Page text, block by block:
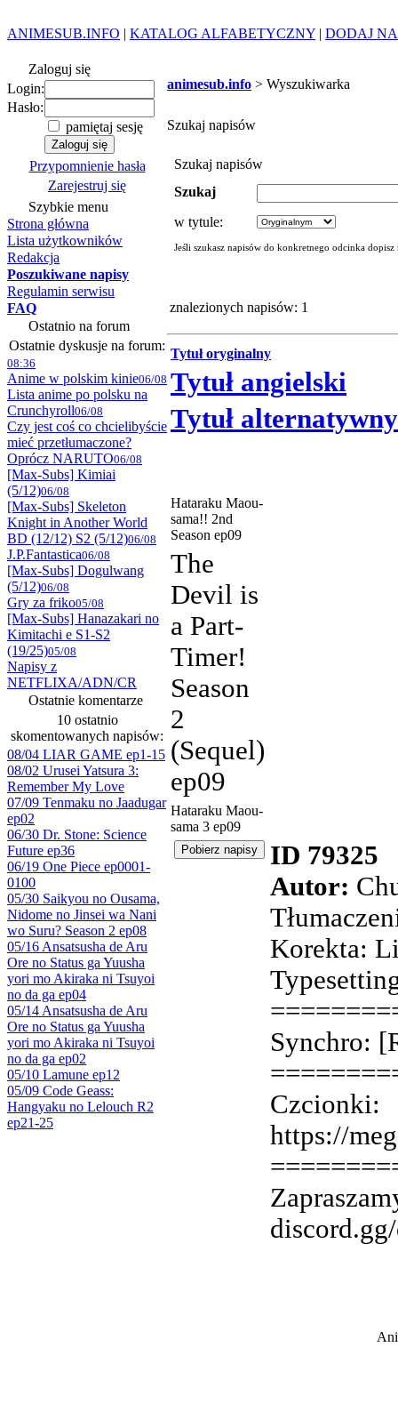
ANIMESUB.INFO | KATALOG ALFABETYCZNY | DODAJ
Zaloguj się
Login:
Hasło:
pamiętaj sesję
Przypomnienie hasła
Zarejestruj się
Szybkie menu
Strona główna
Lista użytkowników
Redakcja
Poszukiwane napisy
Regulamin serwisu
FAQ
Ostatnio na forum
Ostatnie dyskusje na forum:
08:36
Anime w polskim kinie06/08
Lista anime po polsku na
Crunchyroll06/08
Czy jest coś co chcielibyście
mieć przetłumaczone?
Oprócz NARUTO06/08
[Max-Subs] Kimiai
(5/12)06/08
[Max-Subs] Skeleton
Knight in Another World
BD (12/12) S2 (5/12)06/08
J.P.Fantastica06/08
[Max-Subs] Dogulwang
(5/12)06/08
Gry za friko05/08
[Max-Subs] Hanazakari no
Kimitachi e S1-S2
(19/25)05/08
Napisy z
NETFLIXA/ADN/CR
Ostatnie komentarze
10 ostatnio
skomentowanych napisów:
08/04 LIAR GAME ep1-15
08/02 Urusei Yatsura 3:
Remember My Love
07/09 Tenmaku no Jaadugar
ep02
06/30 Dr. Stone: Science
Future ep36
06/19 One Piece ep0001-
0100
05/30 Saikyou no Ousama,
Nidome no Jinsei wa Nani
wo Suru? Season 2 ep08
05/16 Ansatsusha de Aru
Ore no Status ga Yuusha
yori mo Akiraka ni Tsuyoi
no da ga ep04
05/14 Ansatsusha de Aru
Ore no Status ga Yuusha
yori mo Akiraka ni Tsuyoi
no da ga ep02
05/10 Lamune ep12
05/09 Code Geass:
Hangyaku no Lelouch R2
ep21-25
animesub.info > Wyszukiwarka
Szukaj napisów
Szukaj napisów
Szukaj
w tytule:
Jeśli szukasz napisów do konkretnego odcinka
znalezionych napisów: 1
Tytuł oryginalny
Tytuł angielski
Tytuł alternatywny
Hataraku Maou-
sama!! 2nd
Season ep09
The
Devil is
a Part-
Timer!
Season
2
(Sequel)
ep09
Hataraku Maou-
sama 3 ep09
ID 79325
Autor:
Korekta:
Synchro:
Czcionki:
https://